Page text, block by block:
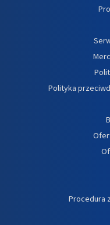
Polityka
Procedura